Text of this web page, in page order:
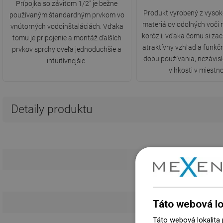
Prípojka so závitom 1/2" je bežne
používaným štandardným prvkom vo
vnútorných vodoinštaláciách. Vďaka
tomu je pripojenie a montáž ďalších
prvkov sprchy oveľa jednoduchšie a
intuitívnejšie.
Produkt vyrobený z
materiálov odolných voči
korózii, vďaka čomu si
atraktívny vzhľad a
dobu používania,
vlhkosti v
Detaily produktu
Táto webová
Táto webová lokalita